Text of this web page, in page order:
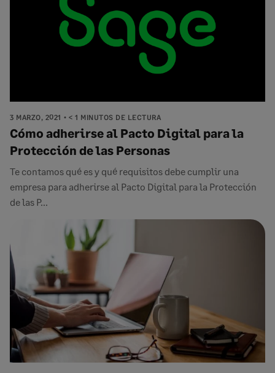
3 MARZO, 2021 < 1 MINUTOS DE LECTURA
Cómo adherirse al Pacto Digital para la
Protección de las Personas
Te contamos qué es y qué requisitos debe cumplir una
empresa para adherirse al Pacto Digital para la Protección
de las P...